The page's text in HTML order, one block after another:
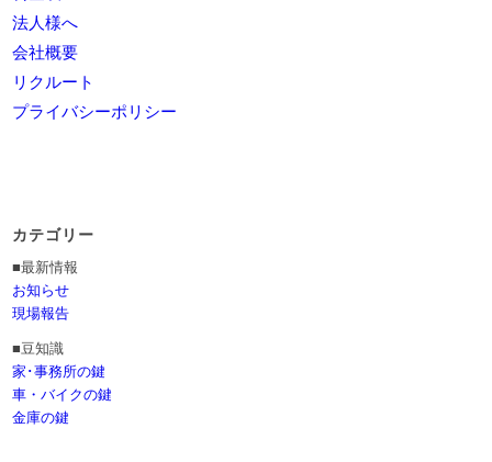
法人様へ
会社概要
リクルート
プライバシーポリシー
カテゴリー
■最新情報
お知らせ
現場報告
■豆知識
家･事務所の鍵
車・バイクの鍵
金庫の鍵